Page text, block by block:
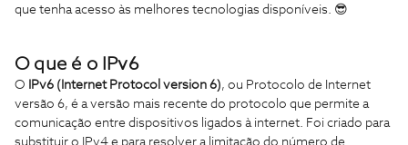
que tenha acesso às melhores tecnologias disponíveis. 😎
O que é o IPv6
O IPv6 (Internet Protocol version 6), ou Protocolo de Internet
versão 6, é a versão mais recente do protocolo que permite a
comunicação entre dispositivos ligados à internet. Foi criado para
substituir o IPv4 e para resolver a limitação do número de